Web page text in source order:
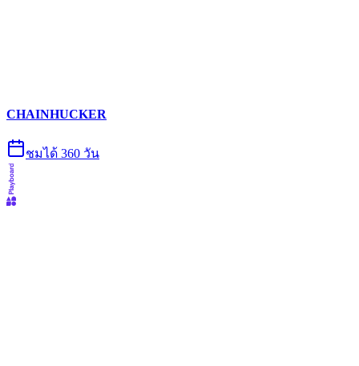
CHAINHUCKER
ชมได้ 360 วัน